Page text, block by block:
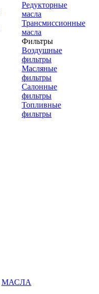
Редукторные
масла
Трансмиссионные
масла
Фильтры
Воздушные
фильтры
Масляные
фильтры
Салонные
фильтры
Топливные
фильтры
МАСЛА